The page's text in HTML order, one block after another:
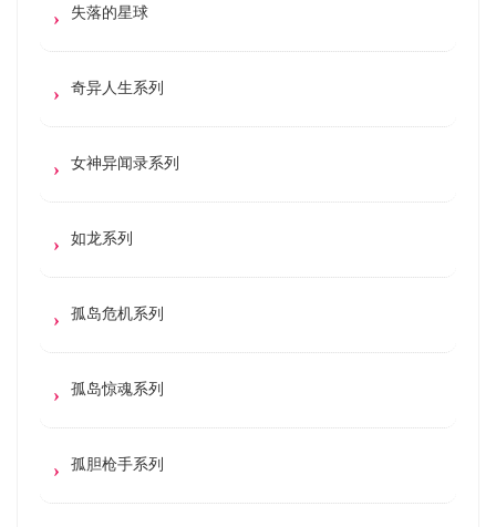
失落的星球
奇异人生系列
女神异闻录系列
如龙系列
孤岛危机系列
孤岛惊魂系列
孤胆枪手系列